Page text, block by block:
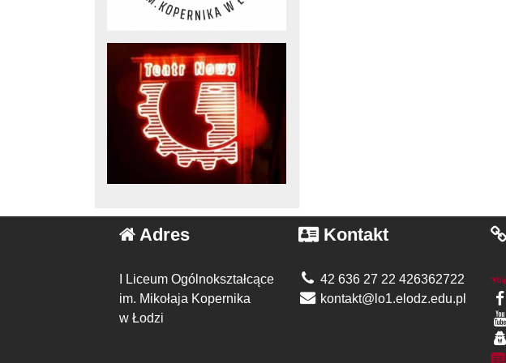
Adres
I Liceum Ogólnokształcące
im. Mikołaja Kopernika
w Łodzi
Kontakt
42 636 27 22 426362722
kontakt@lo1.elodz.edu.pl